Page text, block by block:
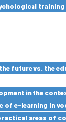
future vs. the
in the
of e-learning in
areas of